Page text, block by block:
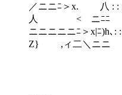
／ニニﾆ＞x. 八 : :
人 < ニﾆﾆ
ニニニニニﾆ＞x|ﾆ)h､:
Z} ,ィ二＼ニニ
＞'' ＾